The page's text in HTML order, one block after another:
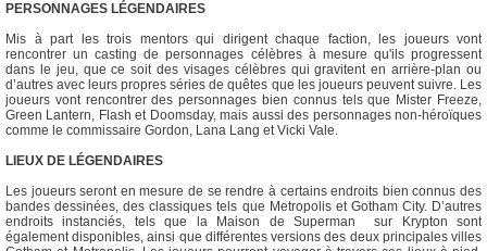
PERSONNAGES LÉGENDAIRES
Mis à part les trois mentors qui dirigent chaque faction, les joueurs vont
rencontrer un casting de personnages célèbres à mesure qu'ils progressent
dans le jeu, que ce soit des visages célèbres qui gravitent en arrière-plan ou
d’autres avec leurs propres séries de quêtes que les joueurs peuvent suivre. Les
joueurs vont rencontrer des personnages bien connus tels que Mister Freeze,
Green Lantern, Flash et Doomsday, mais aussi des personnages non-héroïques
comme le commissaire Gordon, Lana Lang et Vicki Vale.
LIEUX DE LÉGENDAIRES
Les joueurs seront en mesure de se rendre à certains endroits bien connus des
bandes dessinées, des classiques tels que Metropolis et Gotham City. D’autres
endroits instanciés, tels que la Maison de Superman sur Krypton sont
également disponibles, ainsi que différentes versions des deux principales villes